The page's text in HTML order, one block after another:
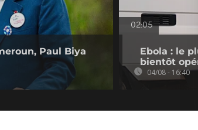
Paul Biya
02:05
Ebola : le
bientôt
04/08 - 16:40